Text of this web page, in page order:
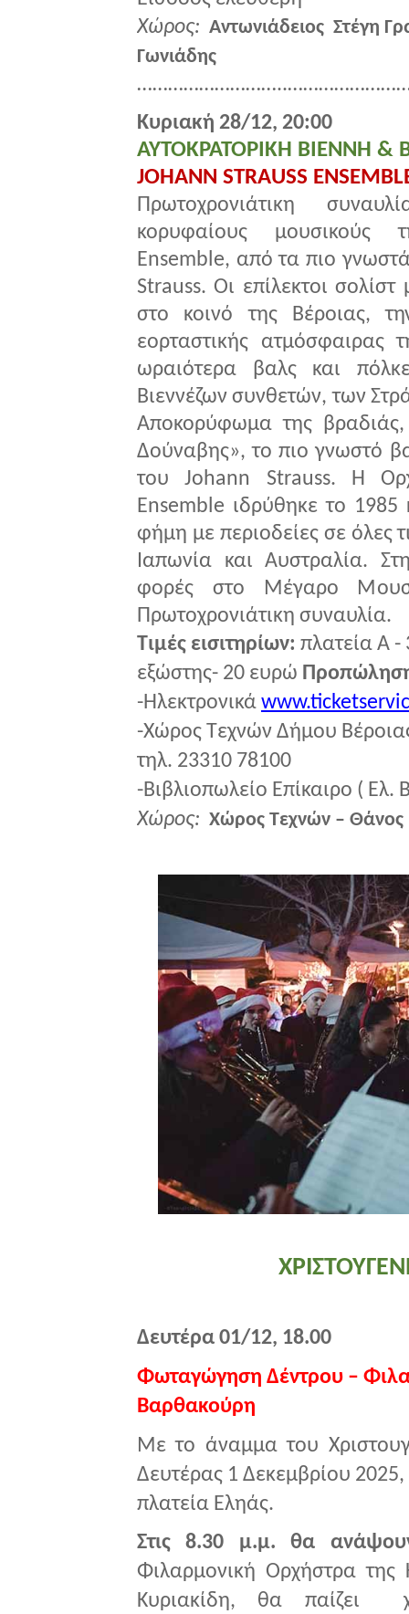
Χώρος: Αντωνιάδειος Στέγη
Γωνιάδης
Κυριακή 28/12, 20:00
ΑΥΤΟΚΡΑΤΟΡΙΚΗ ΒΙΕΝΝΗ &
JOHANN STRAUSS
Πρωτοχρονιάτικη
κορυφαίους μουσικούς
Ensemble, από τα πιο
Strauss. Οι επίλεκτοι
στο κοινό της Βέροιας,
εορταστικής ατμόσφαιρας
ωραιότερα βαλς και
Βιεννέζων συνθετών, των
Αποκορύφωμα της βραδιάς,
Δούναβης», το πιο γνωστό
του Johann Strauss. Η
Ensemble ιδρύθηκε το
φήμη με περιοδείες σε όλες
Ιαπωνία και Αυστραλία.
φορές στο Μέγαρο
Πρωτοχρονιάτικη συναυλία.
Τιμές εισιτηρίων: πλατεία Α
εξώστης- 20 ευρώ
-Ηλεκτρονικά
-Χώρος Τεχνών Δήμου
τηλ. 23310 78100
-Βιβλιοπωλείο Επίκαιρο ( Ελ.
Χώρος: Χώρος Τεχνών – Θάνος
Δευτέρα 01/12, 18.00
Φωταγώγηση Δέντρου –
Βαρθακούρη
Με το άναμμα του
Δευτέρας 1 Δεκεμβρίου 2025,
πλατεία Εληάς.
Στις 8.30 μ.μ.
θα
Φιλαρμονική Ορχήστρα
Κυριακίδη, θα παίζει